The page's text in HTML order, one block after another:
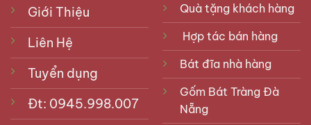
Giới Thiệu
Liên Hệ
Tuyển dụng
Đt: 0945.998.007
Quà tặng khách hàng
Hợp tác bán hàng
Bát đĩa nhà hàng
Gốm Bát Tràng Đà
Nẵng